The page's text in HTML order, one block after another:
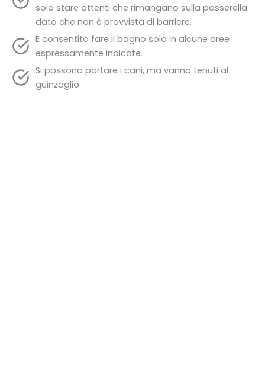
solo stare attenti che rimangano sulla passerella
dato che non è provvista di barriere.
È consentito fare il bagno solo in alcune aree
espressamente indicate.
Si possono portare i cani, ma vanno tenuti al
guinzaglio